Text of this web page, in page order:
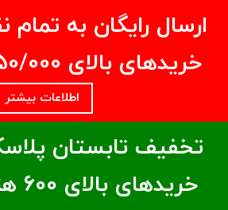
ارسال رایگان به تمام
خریدهای بالای ۵/950/000 تومان
اطلاعات بیشتر
تخفیف تابستان